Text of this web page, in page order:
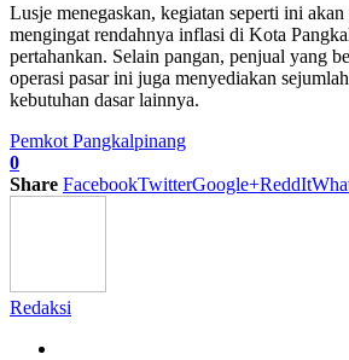
Lusje menegaskan, kegiatan seperti ini
mengingat rendahnya inflasi di Kota
pertahankan. Selain pangan, penjual yang
operasi pasar ini juga menyediakan
kebutuhan dasar lainnya.
Pemkot Pangkalpinang
0
Share FacebookTwitterGoogle+ReddIt
Redaksi